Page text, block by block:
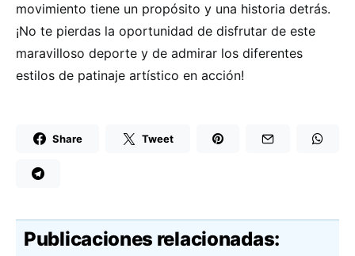
movimiento tiene un propósito y una historia detrás.
¡No te pierdas la oportunidad de disfrutar de este
maravilloso deporte y de admirar los diferentes
estilos de patinaje artístico en acción!
Share Tweet
Publicaciones relacionadas: